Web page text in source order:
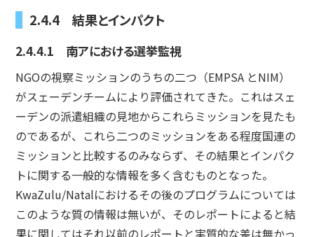
2.4.4 結果とインパクト
2.4.4.1 南アにおける選挙監視
NGOの視察ミッションのうちの二つ（EMPSA とNIM）
がスェーデンチームにより評価されてきた。これはスェ
ーデンの派遣組織の見地からこれらミッションを見たも
のであるが、これら二つのミッションをある程度国連の
ミッションと比較するのみならず、その結果とインパク
トに関する一般的な情報を多く含むものとなった。
KwaZulu/Natalにおけるその後のプログラムについては
このような質の情報は無いが、そのレポートによると結
果に関してはそれ以前のレポートと実質的な差は無かっ